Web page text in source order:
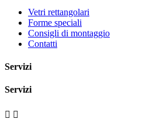
Vetri rettangolari
Forme speciali
Consigli di montaggio
Contatti
Servizi
Servizi
 